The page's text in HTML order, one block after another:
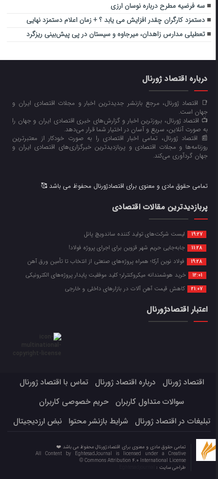
سه فرضیه مطرح درباره نوسان ارزی
دستمزد کارگران چقدر افزایش می یابد ؟ + زمان اعلام دستمزد نهایی
تعطیلی مدارس زاهدان، میرجاوه و سیستان در پی پیش‌بینی ریزگرد
درباره اقتصاد ژورنال
📑 اقتصاد ژورنال، مرجع بازنشر جدیدترین اخبار و مجلات اقتصادی ایران و
جهان است.
📺 اقتصاد ژورنال، بروزترین اخبار و گزارش‌های خبری اقتصادی ایران و جهان را
به صورت آنلاین، سریع و آسان در اختیار شما قرار می‌‌دهد.
📰 اقتصاد ژورنال، تمامی اخبار اقتصادی را به صورت خودکار از معتبرترین
روزنامه‌ها و مجلات اقتصادی و پربازدیدترین خبرگزاری‌های اقتصادی ایران و
جهان گردآوری می‌کند.
تمامی حقوق مادی و معنوی برای اقتصادژورنال محفوظ می باشد 🥰
پربازدیدترین مقالات اقتصادی
19:27 لیست شرکت‌های تولید کننده ساندویچ پانل
11:28 جابه‌جایی حریم شهر قزوین برای اجرای پروژه فولاد!
19:28 فولاد نوین آرکا؛ همراه پروژه‌های صنعتی از انتخاب تا تأمین ورق آهن
12:01 خرید هوشمندانه میکروکنترلر؛ کلید موفقیت پایدار پروژه‌های الکترونیکی
21:07 کاهش قیمت آهن آلات در بازارهای داخلی و خارجی
اعتبار اقتصادژورنال
اقتصاد ژورنال درباره اقتصاد ژورنال
تماس با اقتصاد ژورنال
سوالات متداول کاربران
حریم خصوصی کاربران
تبلیغات در اقتصاد ژورنال
شرایط بازنشر محتوا نبض ارزدیجیتال
تمامی حقوق مادی و معنوی برای اقتصادژورنال محفوظ می باشد ❤️
All Content by EghtesadJournal is licensed under a Creative
Commons Attribution 4.0 International License ©️
طراحی سایت :